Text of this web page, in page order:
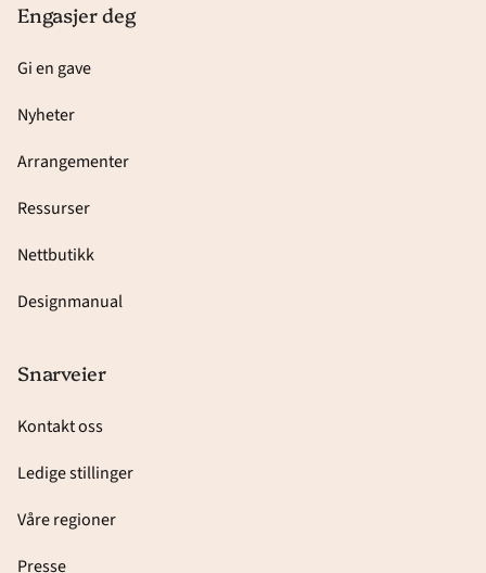
Engasjer deg
Gi en gave
Nyheter
Arrangementer
Ressurser
Nettbutikk
Designmanual
Snarveier
Kontakt oss
Ledige stillinger
Våre regioner
Presse